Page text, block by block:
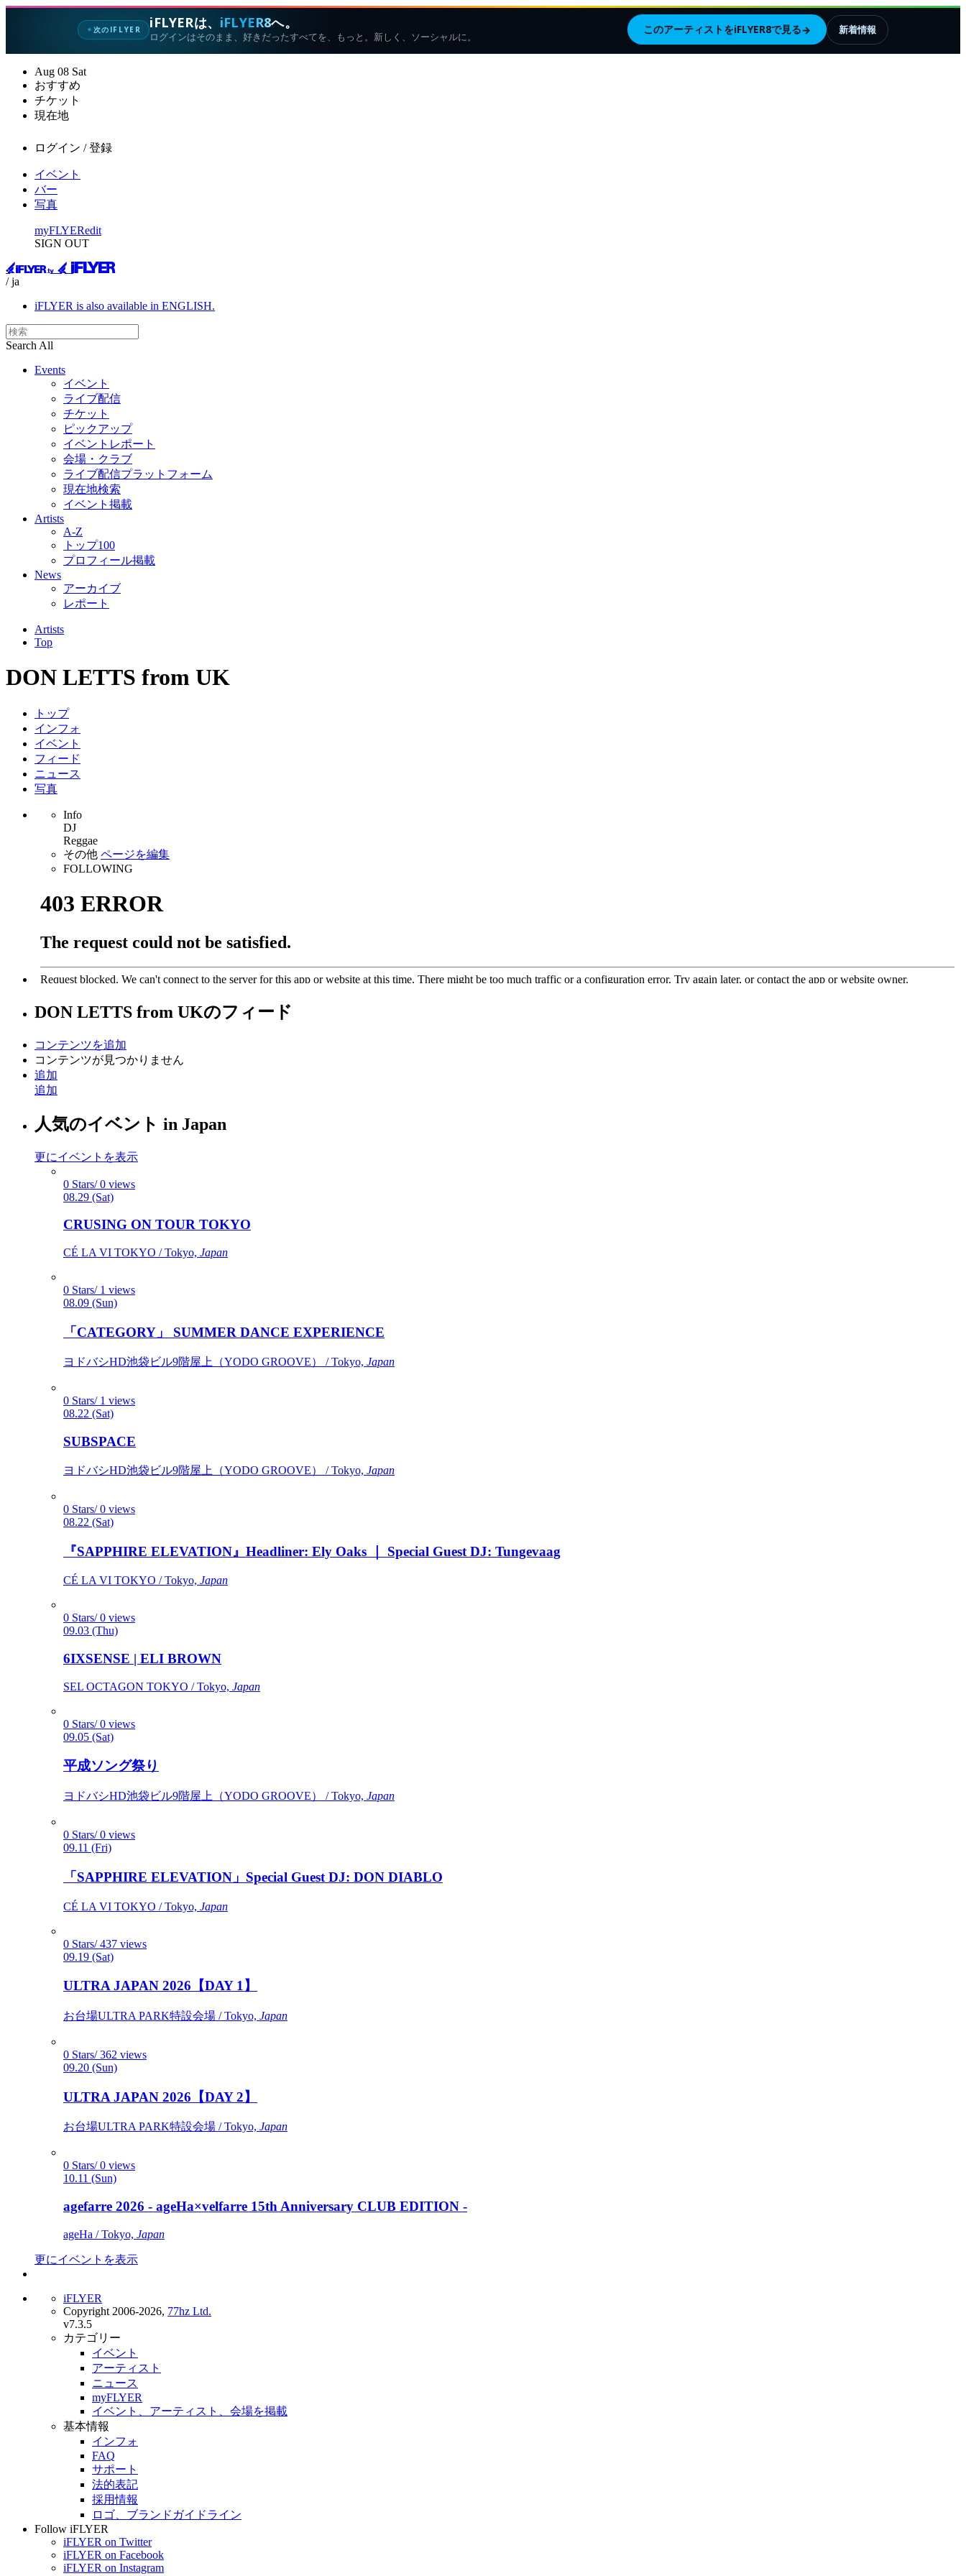
✦次のIFLYER iFLYERは、 iFLYER8へ。
ログインはそのまま、好きだったすべてを、もっと。新しく、ソーシャルに。
このアーティストをiFLYER8で見る→ 新着情報
Aug 08 Sat
おすすめ
チケット
現在地
ログイン / 登録
イベント
バー
写真
myFLYERedit
SIGN OUT
/ ja
iFLYER is also available in ENGLISH.
Search All
Events
イベント
ライブ配信
チケット
ピックアップ
イベントレポート
会場・クラブ
ライブ配信プラットフォーム
現在地検索
イベント掲載
Artists
A-Z
トップ100
プロフィール掲載
News
アーカイブ
レポート
Artists
Top
DON LETTS from UK
トップ
インフォ
イベント
フィード
ニュース
写真
Info
DJ
Reggae
その他 ページを編集
FOLLOWING
DON LETTS from UKのフィード
コンテンツを追加
コンテンツが見つかりません
追加
追加
人気のイベント in Japan
更にイベントを表示
0 Stars/ 0 views
08.29 (Sat)
CRUSING ON TOUR TOKYO
CÉ LA VI TOKYO / Tokyo, Japan
0 Stars/ 1 views
08.09 (Sun)
「CATEGORY」 SUMMER DANCE EXPERIENCE
ヨドバシHD池袋ビル9階屋上（YODO GROOVE） / Tokyo, Japan
0 Stars/ 1 views
08.22 (Sat)
SUBSPACE
ヨドバシHD池袋ビル9階屋上（YODO GROOVE） / Tokyo, Japan
0 Stars/ 0 views
08.22 (Sat)
『SAPPHIRE ELEVATION』Headliner: Ely Oaks ｜ Special Guest DJ: Tungevaag
CÉ LA VI TOKYO / Tokyo, Japan
0 Stars/ 0 views
09.03 (Thu)
6IXSENSE | ELI BROWN
SEL OCTAGON TOKYO / Tokyo, Japan
0 Stars/ 0 views
09.05 (Sat)
平成ソング祭り
ヨドバシHD池袋ビル9階屋上（YODO GROOVE） / Tokyo, Japan
0 Stars/ 0 views
09.11 (Fri)
「SAPPHIRE ELEVATION」Special Guest DJ: DON DIABLO
CÉ LA VI TOKYO / Tokyo, Japan
0 Stars/ 437 views
09.19 (Sat)
ULTRA JAPAN 2026【DAY 1】
お台場ULTRA PARK特設会場 / Tokyo, Japan
0 Stars/ 362 views
09.20 (Sun)
ULTRA JAPAN 2026【DAY 2】
お台場ULTRA PARK特設会場 / Tokyo, Japan
0 Stars/ 0 views
10.11 (Sun)
agefarre 2026 - ageHa×velfarre 15th Anniversary CLUB EDITION -
ageHa / Tokyo, Japan
更にイベントを表示
iFLYER
Copyright 2006-2026, 77hz Ltd.
v7.3.5
カテゴリー
イベント
アーティスト
ニュース
myFLYER
イベント、アーティスト、会場を掲載
基本情報
インフォ
FAQ
サポート
法的表記
採用情報
ロゴ、ブランドガイドライン
Follow iFLYER
iFLYER on Twitter
iFLYER on Facebook
iFLYER on Instagram